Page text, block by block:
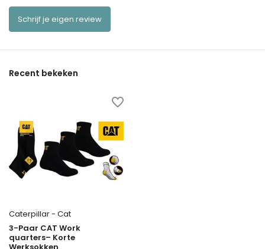
Schrijf je eigen review
Recent bekeken
Caterpillar - Cat
3-Paar CAT Work
quarters– Korte